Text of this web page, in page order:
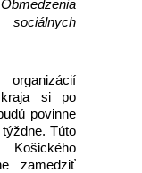
kraja si po
povinne
Túto
Košického
zamedziť